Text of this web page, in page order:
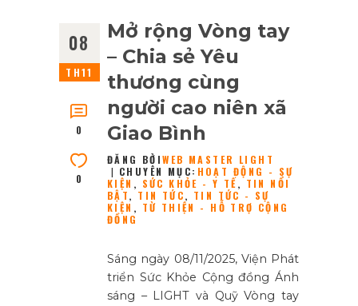
08
TH11
0
0
Mở rộng Vòng tay
– Chia sẻ Yêu
thương cùng
người cao niên xã
Giao Bình
ĐĂNG BỞIWEB MASTER LIGHT
CHUYÊN MỤC: HOẠT ĐỘNG - SỰ
KIỆN , SỨC KHỎE - Y TẾ , TIN NỔI
BẬT, TIN TỨC, TIN TỨC - SỰ
KIỆN , TỪ THIỆN - HỖ TRỢ CỘNG
ĐỒNG
Sáng ngày 08/11/2025, Viện Phát
triển Sức Khỏe Cộng đồng Ánh
sáng – LIGHT và Quỹ Vòng tay